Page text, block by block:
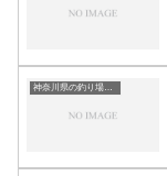
神奈川県の釣り場一覧